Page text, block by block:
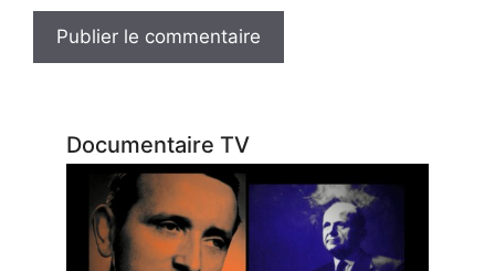
Documentaire TV